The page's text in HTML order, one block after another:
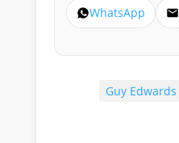
WhatsApp
Guy Edwards